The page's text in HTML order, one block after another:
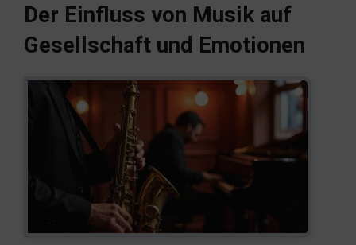
Der Einfluss von Musik auf
Gesellschaft und Emotionen